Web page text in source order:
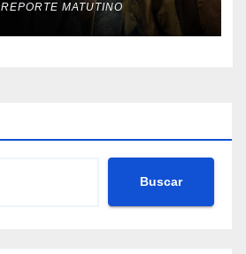
REPORTE MATUTINO
Buscar